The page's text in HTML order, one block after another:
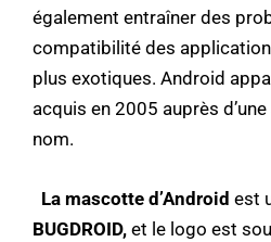
également entraîner des
compatibilité des
plus exotiques. Android
acquis en 2005 auprès
nom.
La mascotte d’Android est
BUGDROID, et le logo est